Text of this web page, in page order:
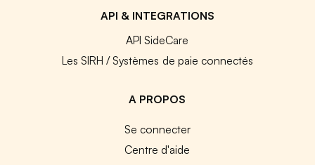
API & INTEGRATIONS
API SideCare
Les SIRH / Systèmes de paie connectés
A PROPOS
Se connecter
Centre d'aide